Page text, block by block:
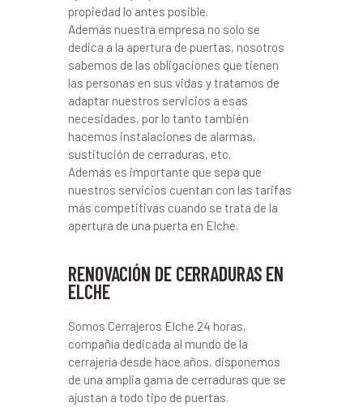
propiedad lo antes posible.
Además nuestra empresa no solo se
dedica a la apertura de puertas, nosotros
sabemos de las obligaciones que tienen
las personas en sus vidas y tratamos de
adaptar nuestros servicios a esas
necesidades, por lo tanto también
hacemos instalaciones de alarmas,
sustitución de cerraduras, etc.
Además es importante que sepa que
nuestros servicios cuentan con las tarifas
más competitivas cuando se trata de la
apertura de una puerta en Elche.
RENOVACIÓN DE CERRADURAS EN
ELCHE
Somos Cerrajeros Elche 24 horas,
compañía dedicada al mundo de la
cerrajería desde hace años, disponemos
de una amplia gama de cerraduras que se
ajustan a todo tipo de puertas.